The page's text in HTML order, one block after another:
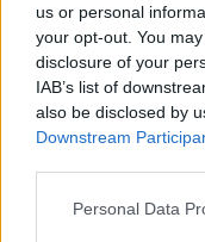
us or personal
your opt-out. You
disclosure of your
IAB’s list of
also be disclosed by
Downstream
Please note that this
Personal Data
Tonomárné Dancsó
– Hódít a színes